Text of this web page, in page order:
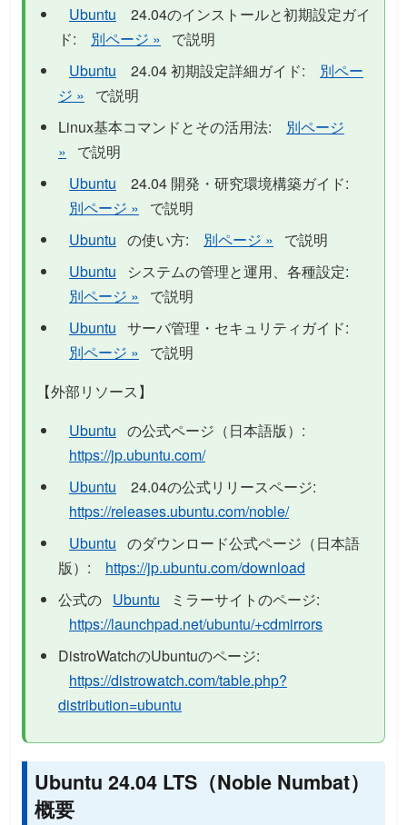
Ubuntu
24.04のインストールと初期設定ガイ
ド:
別ページ »
で説明
Ubuntu
24.04 初期設定詳細ガイド:
別ペー
ジ »
で説明
Linux基本コマンドとその活用法:
別ページ
»
で説明
Ubuntu
24.04 開発・研究環境構築ガイド:
別ページ »
で説明
Ubuntu の使い方: 別ページ »
で説明
Ubuntu
システムの管理と運用、各種設定:
別ページ »
で説明
Ubuntu サーバ管理・セキュリティガイド:
別ページ »
で説明
【外部リソース】
Ubuntu の公式ページ（日本語版）:
https://jp.ubuntu.com/
Ubuntu
24.04の公式リリースページ:
https://releases.ubuntu.com/noble/
Ubuntu のダウンロード公式ページ（日本語
版）:
https://jp.ubuntu.com/download
公式の Ubuntu
ミラーサイトのページ:
https://launchpad.net/ubuntu/+cdmirrors
DistroWatchのUbuntuのページ:
https://distrowatch.com/table.php?
distribution=ubuntu
Ubuntu 24.04 LTS（Noble Numbat）
概要